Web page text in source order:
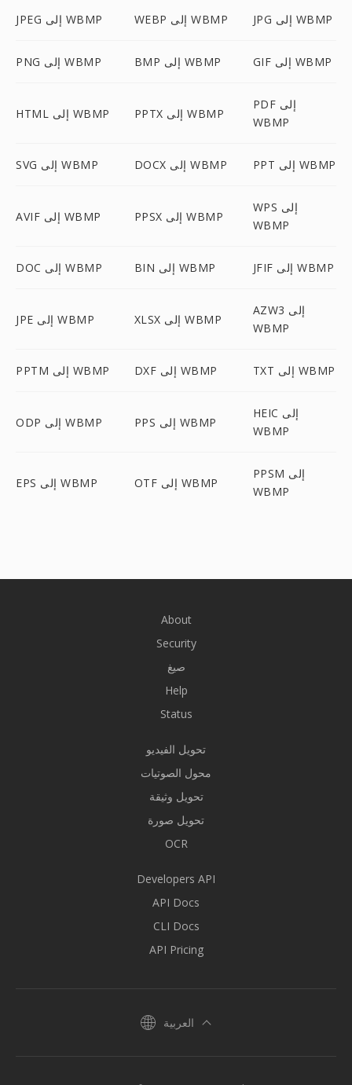
JPEG إلى WBMP WEBP إلى WBMP JPG إلى WBMP
PNG إلى WBMP BMP إلى WBMP GIF إلى WBMP
HTML إلى WBMP PPTX إلى WBMP
PDF إلى
WBMP
SVG إلى WBMP DOCX إلى WBMP PPT إلى WBMP
AVIF إلى WBMP PPSX إلى WBMP
WPS إلى
WBMP
DOC إلى WBMP BIN إلى WBMP JFIF إلى WBMP
JPE إلى WBMP XLSX إلى WBMP
AZW3 إلى
WBMP
PPTM إلى WBMP DXF إلى WBMP TXT إلى WBMP
ODP إلى WBMP PPS إلى WBMP
HEIC إلى
WBMP
EPS إلى WBMP OTF إلى WBMP
PPSM إلى
WBMP
About
Security
صيغ
Help
Status
تحويل الفيديو
محول الصوتيات
تحويل وثيقة
تحويل صورة
OCR
Developers API
API Docs
CLI Docs
API Pricing
العربية